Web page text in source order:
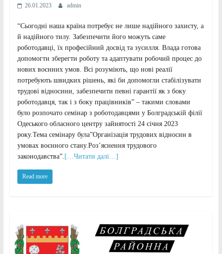
26.01.2023 admin
“Сьогодні наша країна потребує не лише надійного захисту, а
й надійного тилу. Забезпечити його можуть саме
роботодавці, їх професійний досвід та зусилля. Влада готова
допомогти зберегти роботу та адаптувати робочий процес до
нових воєнних умов. Всі розуміють, що нові реалії
потребують швидких рішень, які би допомогли стабілізувати
трудові відносини, забезпечити певні гарантії як з боку
роботодавця, так і з боку працівників” – такими словами
було розпочато семінар з роботодавцями у Болградській філії
Одеського обласного центру зайнятості 24 січня 2023
року.Тема семінару була”Організація трудових відносин в
умовах воєнного стану.Роз’яснення трудового
законодавства”. […Читати далі…]
Read more